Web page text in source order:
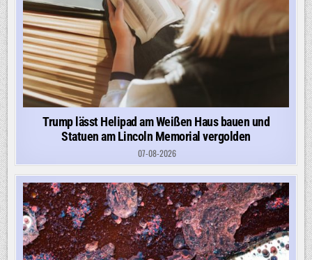
Trump lässt Helipad am Weißen Haus bauen und
Statuen am Lincoln Memorial vergolden
07-08-2026